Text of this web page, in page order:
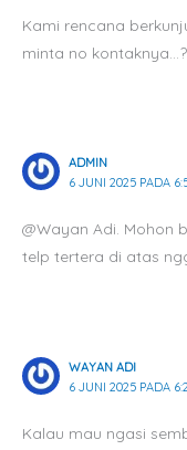
Kami rencana
minta no
ADMIN
6 JUNI 2025 PADA
@Wayan Adi. Mohon
telp tertera di atas
WAYAN ADI
6 JUNI 2025 PADA
Kalau mau ngasi